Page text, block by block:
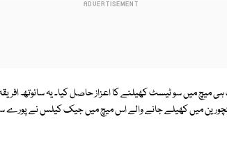
میں سو ٹیسٹ کھیلنے کا اعزاز حاصل کیا۔ یہ سائوتھ افریقہ
سنچورین میں کھیلے جانے والے اس میچ میں جیک کیلس نے پورے سو